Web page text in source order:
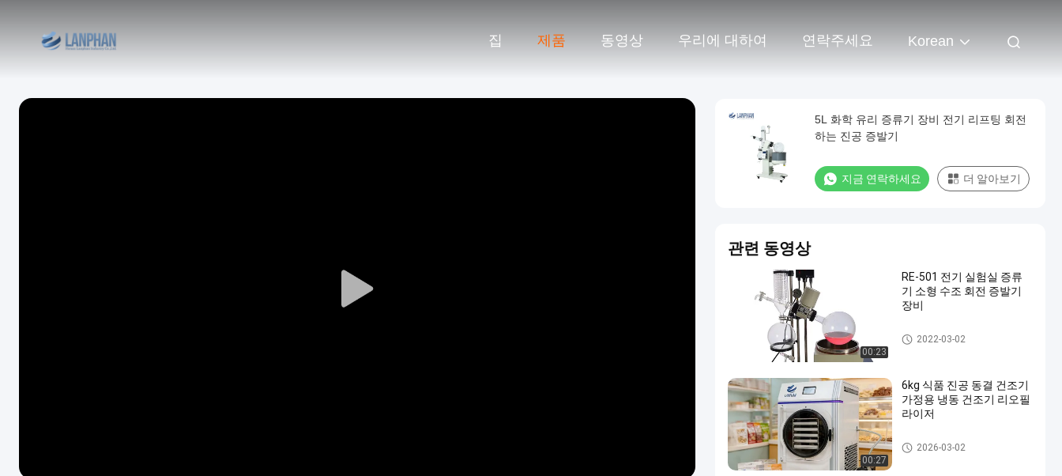
집 제품 동영상 우리에 대하여 연락주세요 Korean
Play
5L 화학 유리 증류기 장비 전기 리프팅 회전
하는 진공 증발기
지금 연락하세요 더 알아보기
관련 동영상
00:23
RE-501 전기 실험실 증류
기 소형 수조 회전 증발기
장비
실험실 회전증발기
2022-03-02
00:27
6kg 식품 진공 동결 건조기
가정용 냉동 건조기 리오필
라이저
진공 동결 건조기
2026-03-02